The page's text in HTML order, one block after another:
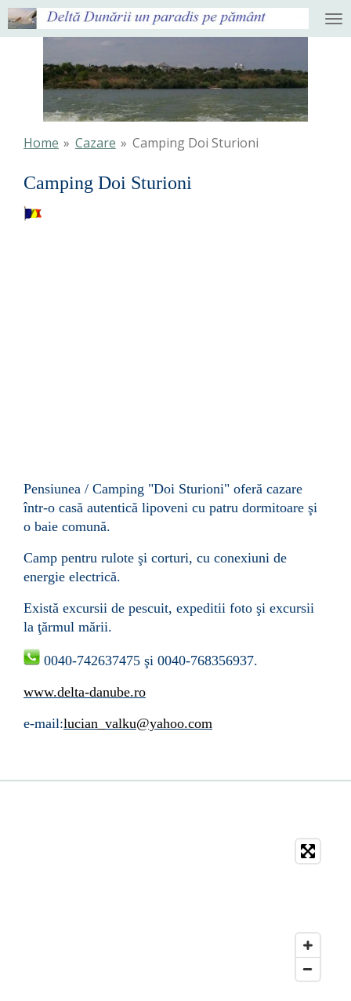
Ga
direct
hoofdinhoud
Home » Cazare » Camping Doi Sturioni
Camping Doi Sturioni
Pensiunea / Camping "Doi Sturioni" oferă cazare
într-o casă autentică lipoveni cu patru dormitoare şi
o baie comună.
Camp pentru rulote şi corturi, cu conexiuni de
energie electrică.
Există excursii de pescuit, expeditii foto şi excursii
la ţărmul mării.
0040-742637475 şi 0040-768356937.
www.delta-danube.ro
e-mail:lucian_valku@yahoo.com